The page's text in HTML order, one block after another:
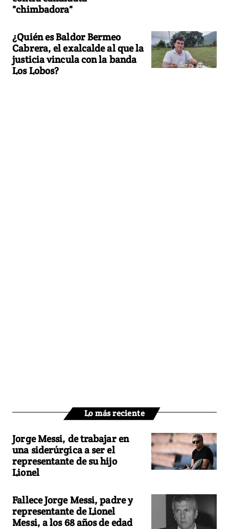
"chimbadora"
¿Quién es Baldor Bermeo
Cabrera, el exalcalde al que la
justicia vincula con la banda
Los Lobos?
Lo más reciente
Jorge Messi, de trabajar en
una siderúrgica a ser el
representante de su hijo
Lionel
Fallece Jorge Messi, padre y
representante de Lionel
Messi, a los 68 años de edad